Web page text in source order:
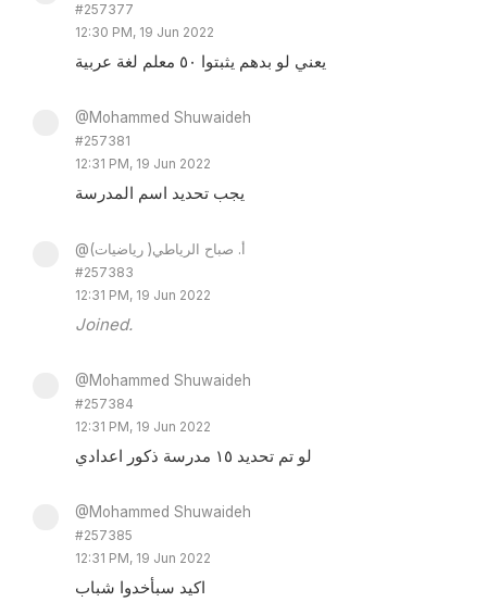
#257377
12:30 PM, 19 Jun 2022
يعني لو بدهم يثبتوا ٥٠ معلم لغة عربية
@Mohammed Shuwaideh
#257381
12:31 PM, 19 Jun 2022
يجب تحديد اسم المدرسة
@أ. صباح الرياطي( رياضيات)
#257383
12:31 PM, 19 Jun 2022
Joined.
@Mohammed Shuwaideh
#257384
12:31 PM, 19 Jun 2022
لو تم تحديد ١٥ مدرسة ذكور اعدادي
@Mohammed Shuwaideh
#257385
12:31 PM, 19 Jun 2022
اكيد سبأخدوا شباب